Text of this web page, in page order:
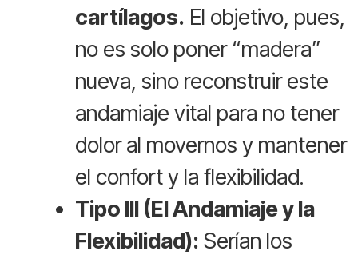
cartílagos. El objetivo, pues,
no es solo poner “madera”
nueva, sino reconstruir este
andamiaje vital para no tener
dolor al movernos y mantener
el confort y la flexibilidad.
Tipo III (El Andamiaje y la
Flexibilidad): Serían los